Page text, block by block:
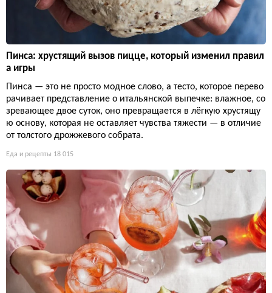
Пинса: хрустящий вызов пицце, который изменил правил
а игры
Пинса — это не просто модное слово, а тесто, которое перево
рачивает представление о итальянской выпечке: влажное, со
зревающее двое суток, оно превращается в лёгкую хрустящу
ю основу, которая не оставляет чувства тяжести — в отличие
от толстого дрожжевого собрата.
Еда и рецепты 18 015